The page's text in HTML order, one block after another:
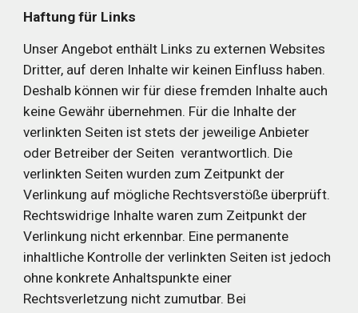
Haftung für Links
Unser Angebot enthält Links zu externen Websites
Dritter, auf deren Inhalte wir keinen Einfluss haben.
Deshalb können wir für diese fremden Inhalte auch
keine Gewähr übernehmen. Für die Inhalte der
verlinkten Seiten ist stets der jeweilige Anbieter
oder Betreiber der Seiten  verantwortlich. Die
verlinkten Seiten wurden zum Zeitpunkt der
Verlinkung auf mögliche Rechtsverstöße überprüft.
Rechtswidrige Inhalte waren zum Zeitpunkt der
Verlinkung nicht erkennbar. Eine permanente
inhaltliche Kontrolle der verlinkten Seiten ist jedoch
ohne konkrete Anhaltspunkte einer
Rechtsverletzung nicht zumutbar. Bei